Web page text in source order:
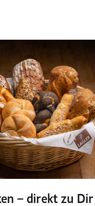
– direkt zu Dir